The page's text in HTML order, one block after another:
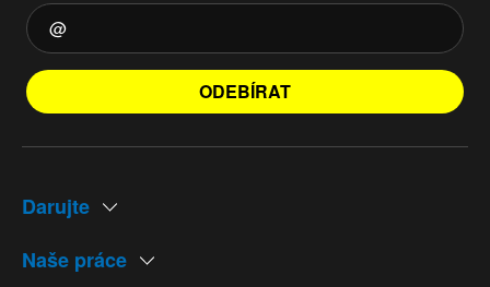
ODEBÍRAT
Darujte
Naše práce